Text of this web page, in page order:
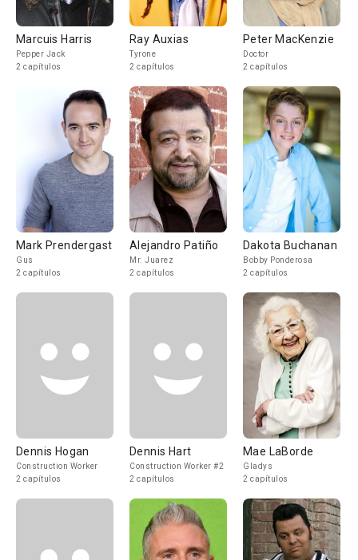
Marcuis Harris
Pepper Jack
2 capítulos
Ray Auxias
Tyrone
2 capítulos
Peter MacKenzie
Doctor
2 capítulos
Mark Prendergast
Gus
2 capítulos
Alejandro Patiño
Mr. Juarez
2 capítulos
Dakota Buchanan
Bobby Ponderosa
2 capítulos
Dennis Hogan
Construction Worker
2 capítulos
Dennis Hart
Construction Worker #2
2 capítulos
Mae LaBorde
Gladys
2 capítulos